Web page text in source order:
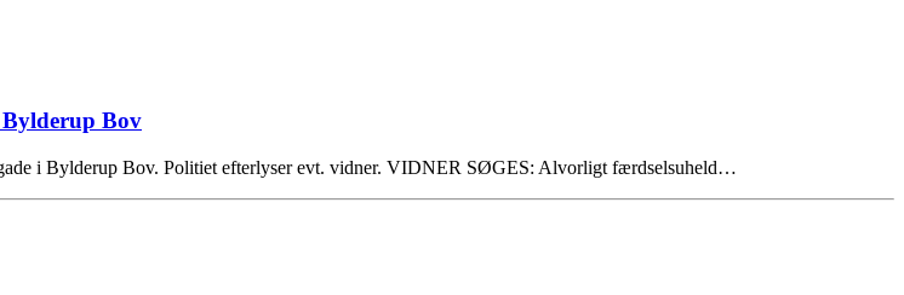
Bov
i Bylderup Bov. Politiet efterlyser evt. vidner. VIDNER SØGES: Alvorligt færdselsuheld…